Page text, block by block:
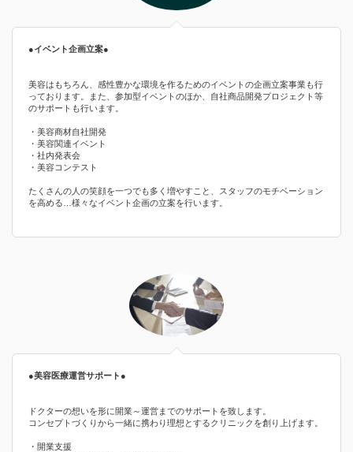
●イベント企画立案●
美容はもちろん、感性豊かな環境を作るためのイベントの企画立案事業も行
っております。また、参加型イベントのほか、自社商品開発プロジェクト等
のサポートも行います。
・美容商材自社開発
・美容関連イベント
・社内発表会
・美容コンテスト
たくさんの人の笑顔を一つでも多く増やすこと、スタッフのモチベーション
を高める…様々なイベント企画の立案を行います。
●美容医療運営サポート●
ドクターの想いを形に開業～運営までのサポートを致します。
コンセプトづくりから一緒に携わり理想とするクリニックを創り上げます。
・開業支援